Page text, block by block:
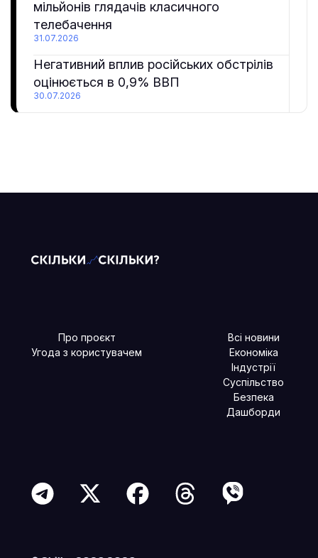
мільйонів глядачів класичного
телебачення
31.07.2026
Негативний вплив російських обстрілів
оцінюється в 0,9% ВВП
30.07.2026
Про проєкт
Угода з користувачем
Всі новини
Економіка
Індустрії
Суспільство
Безпека
Дашборди
Читайте більше в наших соцмережах